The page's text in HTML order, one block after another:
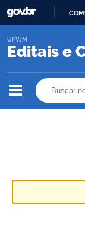
Editais e
UFVJM